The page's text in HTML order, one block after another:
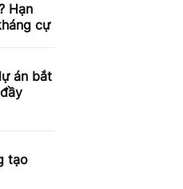
Hạn
cự
án bắt
tạo